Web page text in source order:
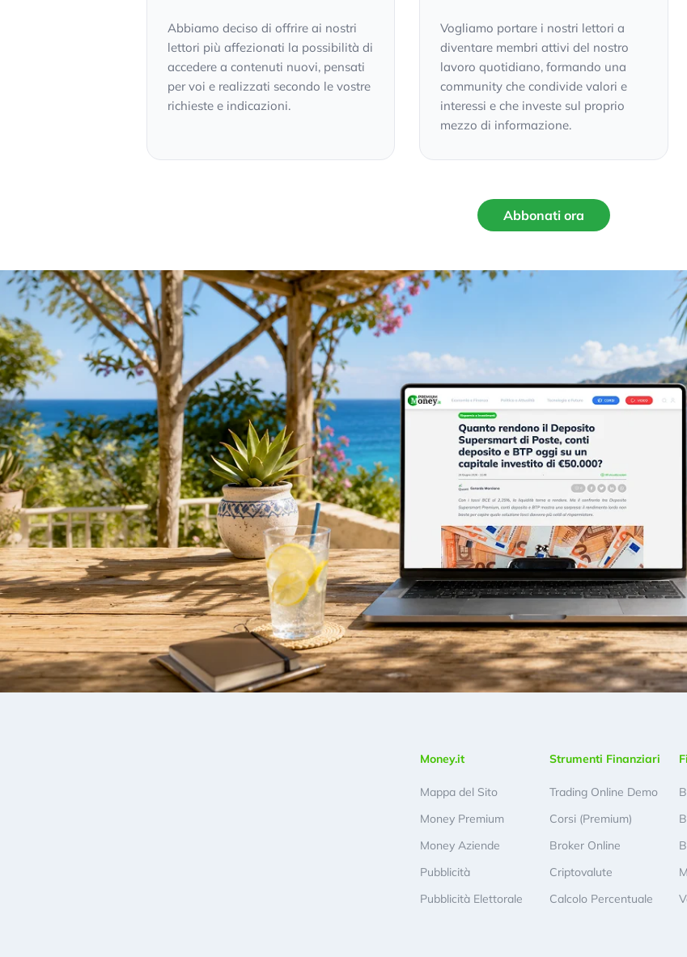
Abbiamo deciso di offrire ai nostri
lettori più affezionati la possibilità di
accedere a contenuti nuovi, pensati
per voi e realizzati secondo le vostre
richieste e indicazioni.
Vogliamo portare i nostri lettori a
diventare membri attivi del nostro
lavoro quotidiano, formando una
community che condivide valori e
interessi e che investe sul proprio
mezzo di informazione.
Abbonati ora
Money.it
Mappa del Sito
Money Premium
Money Aziende
Pubblicità
Pubblicità Elettorale
Strumenti Finanziari
Trading Online Demo
Corsi (Premium)
Broker Online
Criptovalute
Calcolo Percentuale